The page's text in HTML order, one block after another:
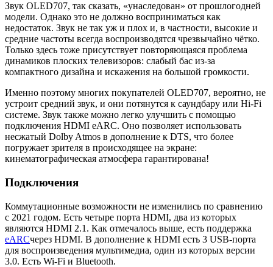
Звук OLED707, так сказать, «унаследован» от прошлогодней
модели. Однако это не должно восприниматься как
недостаток. Звук не так уж и плох и, в частности, высокие и
средние частоты всегда воспроизводятся чрезвычайно чётко.
Только здесь тоже присутствует повторяющаяся проблема
динамиков плоских телевизоров: слабый бас из-за
компактного дизайна и искажения на большой громкости.
Именно поэтому многих покупателей OLED707, вероятно, не
устроит средний звук, и они потянутся к саундбару или Hi-Fi
системе. Звук также можно легко улучшить с помощью
подключения HDMI eARC. Оно позволяет использовать
несжатый Dolby Atmos в дополнение к DTS, что более
погружает зрителя в происходящее на экране:
кинематографическая атмосфера гарантирована!
Подключения
Коммутационные возможности не изменились по сравнению
с 2021 годом. Есть четыре порта HDMI, два из которых
являются HDMI 2.1. Как отмечалось выше, есть поддержка
eARCчерез HDMI. В дополнение к HDMI есть 3 USB-порта
для воспроизведения мультимедиа, один из которых версии
3.0. Есть Wi-Fi и Bluetooth.